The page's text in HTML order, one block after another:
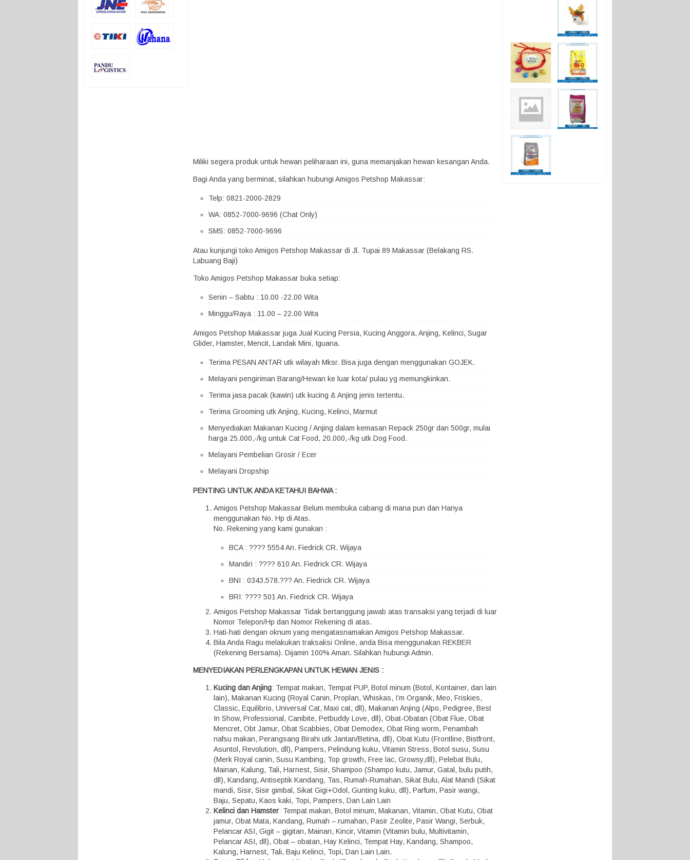
Miliki segera produk untuk hewan peliharaan ini, guna memanjakan hewan kesangan Anda.
Bagi Anda yang berminat, silahkan hubungi Amigos Petshop Makassar:
Telp: 0821-2000-2829
WA: 0852-7000-9696 (Chat Only)
SMS: 0852-7000-9696
Atau kunjungi toko Amigos Petshop Makassar di Jl. Tupai 89 Makassar (Belakang RS.
Labuang Baji)
Toko Amigos Petshop Makassar buka setiap:
Senin – Sabtu : 10.00 -22.00 Wita
Minggu/Raya : 11.00 – 22.00 Wita
Amigos Petshop Makassar juga Jual Kucing Persia, Kucing Anggora, Anjing, Kelinci, Sugar
Glider, Hamster, Mencit, Landak Mini, Iguana.
Terima PESAN ANTAR utk wilayah Mksr. Bisa juga dengan menggunakan GOJEK.
Melayani pengiriman Barang/Hewan ke luar kota/ pulau yg memungkinkan.
Terima jasa pacak (kawin) utk kucing & Anjing jenis tertentu.
Terima Grooming utk Anjing, Kucing, Kelinci, Marmut
Menyediakan Makanan Kucing / Anjing dalam kemasan Repack 250gr dan 500gr, mulai
harga 25.000,-/kg untuk Cat Food, 20.000,-/kg utk Dog Food.
Melayani Pembelian Grosir / Ecer
Melayani Dropship
PENTING UNTUK ANDA KETAHUI BAHWA :
Amigos Petshop Makassar Belum membuka cabang di mana pun dan Hanya
menggunakan No. Hp di Atas.
No. Rekening yang kami gunakan :
BCA : ???? 5554 An. Fiedrick CR. Wijaya
Mandiri : ???? 610 An. Fiedrick CR. Wijaya
BNI : 0343.578.??? An. Fiedrick CR. Wijaya
BRI: ???? 501 An. Fiedrick CR. Wijaya
Amigos Petshop Makassar Tidak bertanggung jawab atas transaksi yang terjadi di luar
Nomor Telepon/Hp dan Nomor Rekening di atas.
Hati-hati dengan oknum yang mengatasnamakan Amigos Petshop Makassar.
Bila Anda Ragu melakukan traksaksi Online, anda Bisa menggunakan REKBER
(Rekening Bersama). Dijamin 100% Aman. Silahkan hubungi Admin.
MENYEDIAKAN PERLENGKAPAN UNTUK HEWAN JENIS :
Kucing dan Anjing: Tempat makan, Tempat PUP, Botol minum (Botol, Kontainer, dan lain
lain), Makanan Kucing (Royal Canin, Proplan, Whiskas, I’m Organik, Meo, Friskies,
Classic, Equilibrio, Universal Cat, Maxi cat, dll), Makanan Anjing (Alpo, Pedigree, Best
In Show, Professional, Canibite, Petbuddy Love, dll), Obat-Obatan (Obat Flue, Obat
Mencret, Obt Jamur, Obat Scabbies, Obat Demodex, Obat Ring worm, Penambah
nafsu makan, Perangsang Birahi utk Jantan/Betina, dll), Obat Kutu (Frontline, Bistfront,
Asuntol, Revolution, dll), Pampers, Pelindung kuku, Vitamin Stress, Botol susu, Susu
(Merk Royal canin, Susu Kambing, Top growth, Free lac, Growsy,dll), Pelebat Bulu,
Mainan, Kalung, Tali, Harnest, Sisir, Shampoo (Shampo kutu, Jamur, Gatal, bulu putih,
dll), Kandang, Antiseptik Kandang, Tas, Rumah-Rumahan, Sikat Bulu, Alat Mandi (Sikat
mandi, Sisir, Sisir gimbal, Sikat Gigi+Odol, Gunting kuku, dll), Parfum, Pasir wangi,
Baju, Sepatu, Kaos kaki, Topi, Pampers, Dan Lain Lain
Kelinci dan Hamster: Tempat makan, Botol minum, Makanan, Vitamin, Obat Kutu, Obat
jamur, Obat Mata, Kandang, Rumah – rumahan, Pasir Zeolite, Pasir Wangi, Serbuk,
Pelancar ASI, Gigit – gigitan, Mainan, Kincir, Vitamin (Vitamin bulu, Multivitamin,
Pelancar ASI, dll), Obat – obatan, Hay Kelinci, Tempat Hay, Kandang, Shampoo,
Kalung, Harnest, Tali, Baju Kelinci, Topi, Dan Lain Lain.